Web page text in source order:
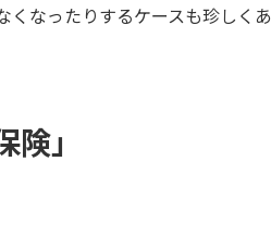
なったりするケースも珍しくあ
」